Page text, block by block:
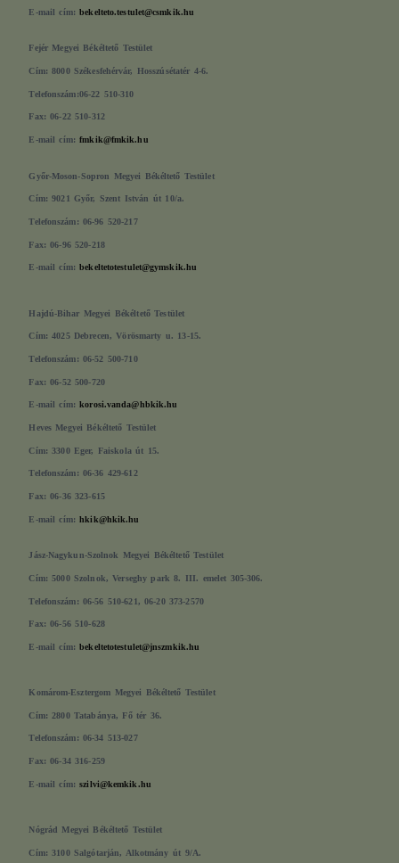
E-mail cím:bekelteto.testulet@csmkik.hu
Fejér Megyei Békéltető Testület
Cím: 8000 Székesfehérvár, Hosszúsétatér 4-6.
Telefonszám:06-22 510-310
Fax: 06-22 510-312
E-mail cím:fmkik@fmkik.hu
Győr-Moson-Sopron Megyei Békéltető Testület
Cím: 9021 Győr, Szent István út 10/a.
Telefonszám: 06-96 520-217
Fax: 06-96 520-218
E-mail cím:bekeltetotestulet@gymskik.hu
Hajdú-Bihar Megyei Békéltető Testület
Cím: 4025 Debrecen, Vörösmarty u. 13-15.
Telefonszám: 06-52 500-710
Fax: 06-52 500-720
E-mail cím:korosi.vanda@hbkik.hu
Heves Megyei Békéltető Testület
Cím: 3300 Eger, Faiskola út 15.
Telefonszám: 06-36 429-612
Fax: 06-36 323-615
E-mail cím:hkik@hkik.hu
Jász-Nagykun-Szolnok Megyei Békéltető Testület
Cím: 5000 Szolnok, Verseghy park 8. III. emelet 305-306.
Telefonszám: 06-56 510-621, 06-20 373-2570
Fax: 06-56 510-628
E-mail cím:bekeltetotestulet@jnszmkik.hu
Komárom-Esztergom Megyei Békéltető Testület
Cím: 2800 Tatabánya, Fő tér 36.
Telefonszám: 06-34 513-027
Fax: 06-34 316-259
E-mail cím:szilvi@kemkik.hu
Nógrád Megyei Békéltető Testület
Cím: 3100 Salgótarján, Alkotmány út 9/A.